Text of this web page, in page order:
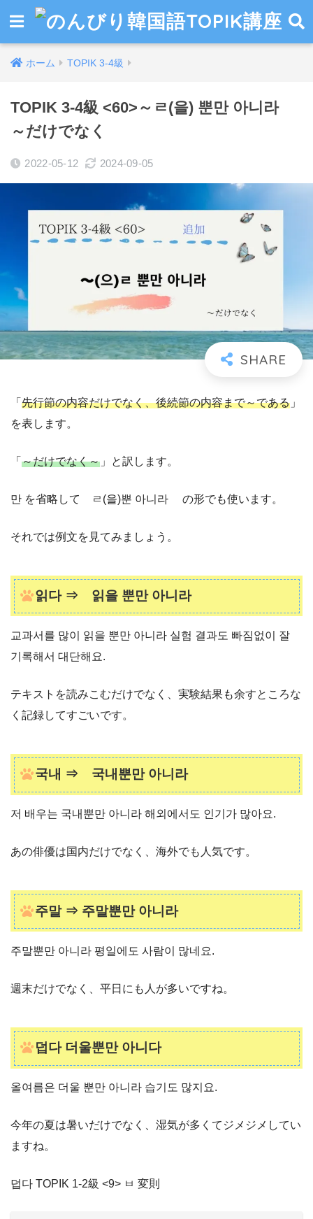
ホーム TOPIK 3-4級
TOPIK 3-4級 <60>～ㄹ(을) 뿐만 아니라
～だけでなく
2022-05-12 2024-09-05
「 先行節の内容だけでなく、後続節の内容まで～である 」
を表します。
「 ～だけでなく～ 」と訳します。
만 を省略して ㄹ(을)뿐 아니라 の形でも使います。
それでは例文を見てみましょう。
읽다 ⇒ 읽을 뿐만 아니라
교과서를 많이 읽을 뿐만 아니라 실험 결과도 빠짐없이 잘
기록해서 대단해요.
テキストを読みこむだけでなく、実験結果も余すところな
く記録してすごいです。
국내 ⇒ 국내뿐만 아니라
저 배우는 국내뿐만 아니라 해외에서도 인기가 많아요.
あの俳優は国内だけでなく、海外でも人気です。
주말 ⇒ 주말뿐만 아니라
주말뿐만 아니라 평일에도 사람이 많네요.
週末だけでなく、平日にも人が多いですね。
덥다 더울뿐만 아니다
올여름은 더울 뿐만 아니라 습기도 많지요.
今年の夏は暑いだけでなく、湿気が多くてジメジメしてい
ますね。
덥다 TOPIK 1-2級 <9> ㅂ 変則